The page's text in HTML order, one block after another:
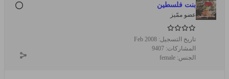
بنت فلسطين
عضو ممّيز
تاريخ التسجيل: Feb 2008
المشاركات: 9407
الجنس: female